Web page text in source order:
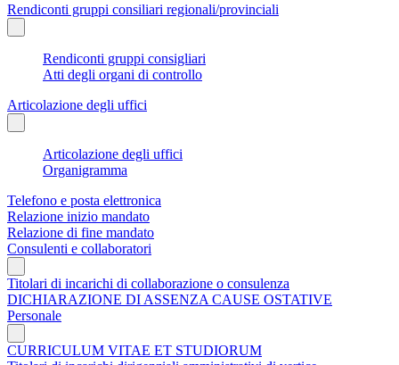
Rendiconti gruppi consiliari regionali/provinciali
Rendiconti gruppi consigliari
Atti degli organi di controllo
Articolazione degli uffici
Articolazione degli uffici
Organigramma
Telefono e posta elettronica
Relazione inizio mandato
Relazione di fine mandato
Consulenti e collaboratori
Titolari di incarichi di collaborazione o consulenza
DICHIARAZIONE DI ASSENZA CAUSE OSTATIVE
Personale
CURRICULUM VITAE ET STUDIORUM